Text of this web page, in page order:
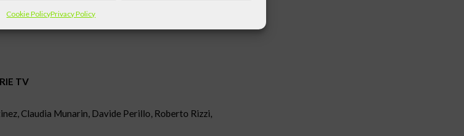
Cookie PolicyPrivacy Policy
TV
Claudia Munarin, Davide Perillo, Roberto Rizzi,